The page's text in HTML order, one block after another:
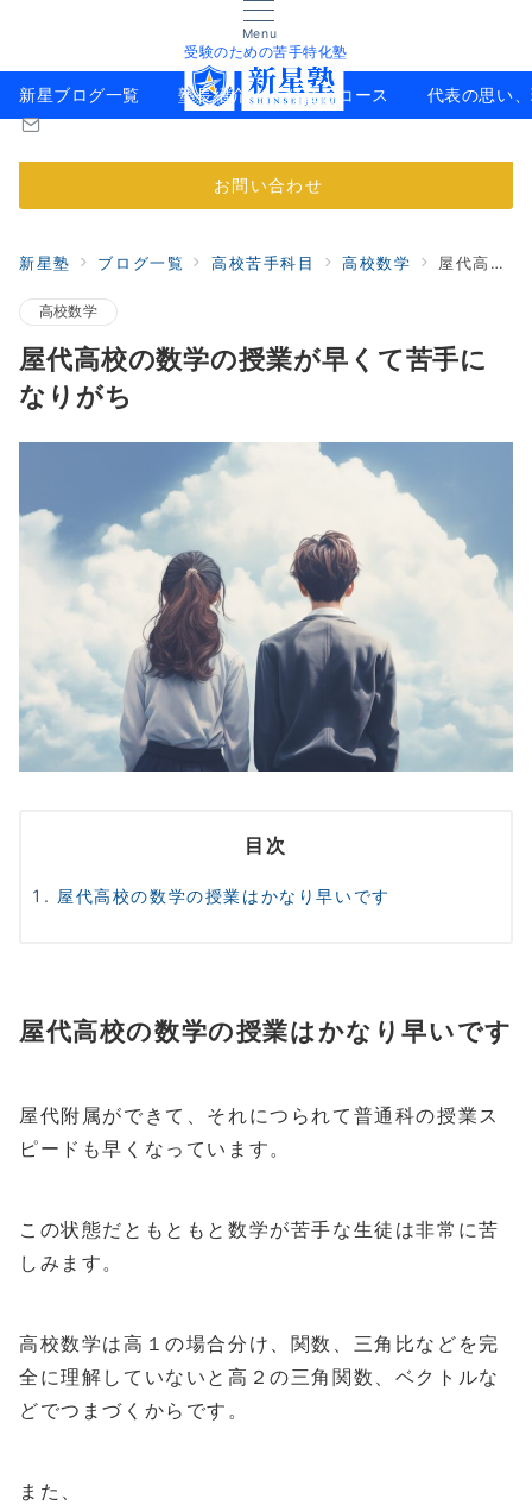
Menu
受験のための苦手特化塾
新星ブログ一覧 塾長紹介 料金とコース 代表の思い
お問い合わせ
新星塾 ブログ一覧 高校苦手科目 高校数学 屋代高校の数学の授業が早くて苦手になりがち
高校数学
屋代高校の数学の授業が早くて苦手に
なりがち
目次
屋代高校の数学の授業はかなり早いです
屋代高校の数学の授業はかなり早いです
屋代附属ができて、それにつられて普通科の授業ス
ピードも早くなっています。
この状態だともともと数学が苦手な生徒は非常に苦
しみます。
高校数学は高１の場合分け、関数、三角比などを完
全に理解していないと高２の三角関数、ベクトルな
どでつまづくからです。
また、